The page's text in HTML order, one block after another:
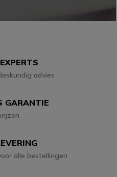
advies
GARANTIE
alle bestellingen